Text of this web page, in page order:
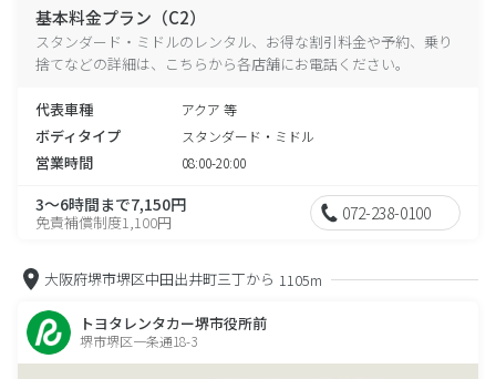
基本料金プラン（C2）
スタンダード・ミドルのレンタル、お得な割引料金や予約、乗り
捨てなどの詳細は、こちらから各店舗にお電話ください。
代表車種 アクア 等
ボディタイプ スタンダード・ミドル
営業時間 08:00-20:00
3～6時間まで7,150円
免責補償制度1,100円 072-238-0100
大阪府堺市堺区中田出井町三丁から 1105m
トヨタレンタカー堺市役所前
堺市堺区一条通18-3